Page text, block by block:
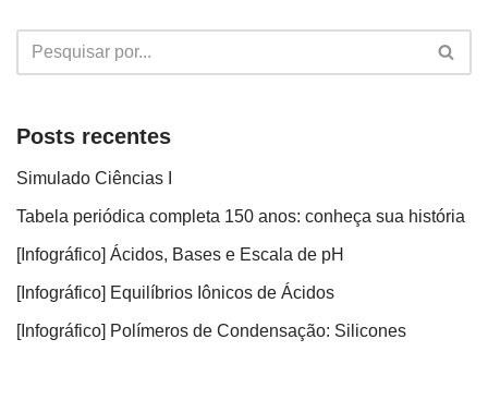
Posts recentes
Simulado Ciências I
Tabela periódica completa 150 anos: conheça sua história
[Infográfico] Ácidos, Bases e Escala de pH
[Infográfico] Equilíbrios Iônicos de Ácidos
[Infográfico] Polímeros de Condensação: Silicones